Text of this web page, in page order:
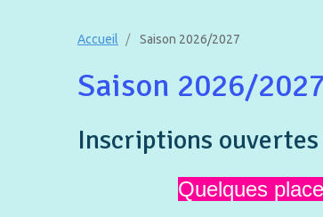
Accueil Saison 2026/2027
Saison 2026/2027
Inscriptions
Quelques